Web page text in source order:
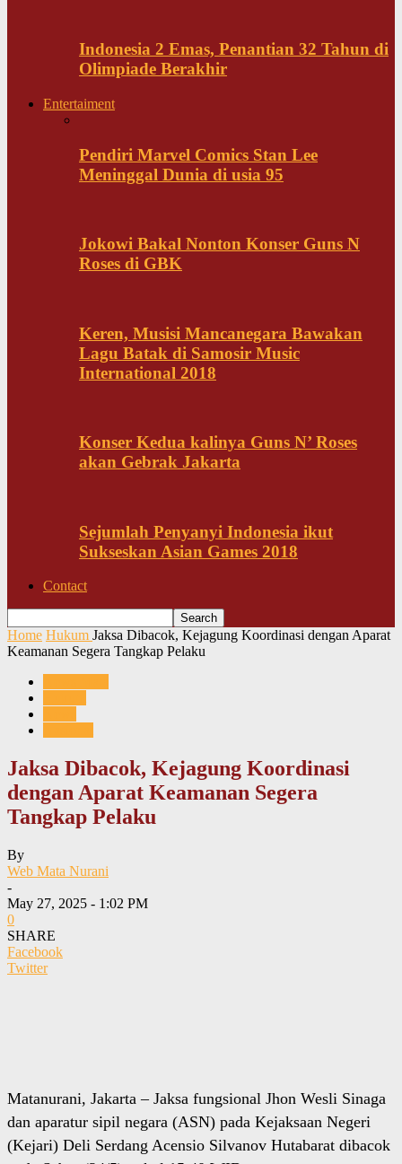
Indonesia 2 Emas, Penantian 32 Tahun di
Olimpiade Berakhir
Entertaiment
Pendiri Marvel Comics Stan Lee
Meninggal Dunia di usia 95
Jokowi Bakal Nonton Konser Guns N
Roses di GBK
Keren, Musisi Mancanegara Bawakan
Lagu Batak di Samosir Music
International 2018
Konser Kedua kalinya Guns N’ Roses
akan Gebrak Jakarta
Sejumlah Penyanyi Indonesia ikut
Sukseskan Asian Games 2018
Contact
Home Hukum Jaksa Dibacok, Kejagung Koordinasi dengan Aparat
Keamanan Segera Tangkap Pelaku
Jaksa Dibacok, Kejagung Koordinasi
dengan Aparat Keamanan Segera
Tangkap Pelaku
By
Web Mata Nurani
-
May 27, 2025 - 1:02 PM
0
SHARE
Facebook
Twitter
Matanurani, Jakarta – Jaksa fungsional Jhon Wesli Sinaga
dan aparatur sipil negara (ASN) pada Kejaksaan Negeri
(Kejari) Deli Serdang Acensio Silvanov Hutabarat dibacok